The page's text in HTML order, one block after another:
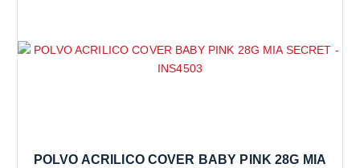
POLVO ACRILICO COVER BABY PINK 28G MIA